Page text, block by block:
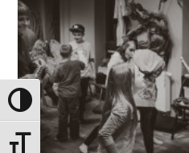
Toggle High Contrast
Toggle Font size